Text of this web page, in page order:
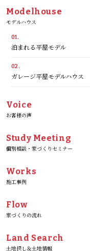
Modelhouse
モデルハウス
01.
泊まれる平屋モデル
02.
ガレージ平屋モデルハウス
Voice
お客様の声
Study Meeting
個別相談・家づくりセミナー
Works
施工事例
Flow
家づくりの流れ
Land Search
土地探し＆土地情報